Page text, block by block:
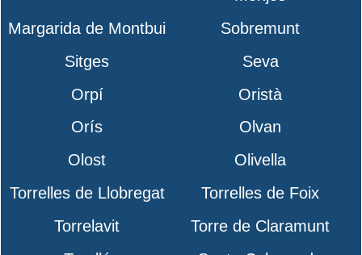
Margarida de Montbui
Sobremunt
Sitges
Seva
Orpí
Oristà
Orís
Olvan
Olost
Olivella
Torrelles de Llobregat
Torrelles de Foix
Torrelavit
Torre de Claramunt